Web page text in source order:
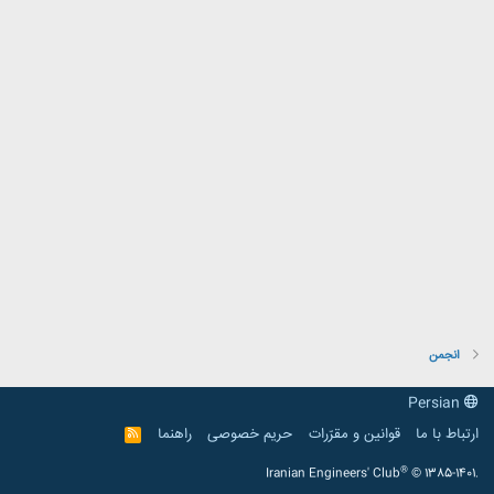
انجمن
ارتباط با ما
قوانین و مقرّرات حریم خصوصی راهنما
R
S
Iranian Engineers' Club® © 1385-1401.